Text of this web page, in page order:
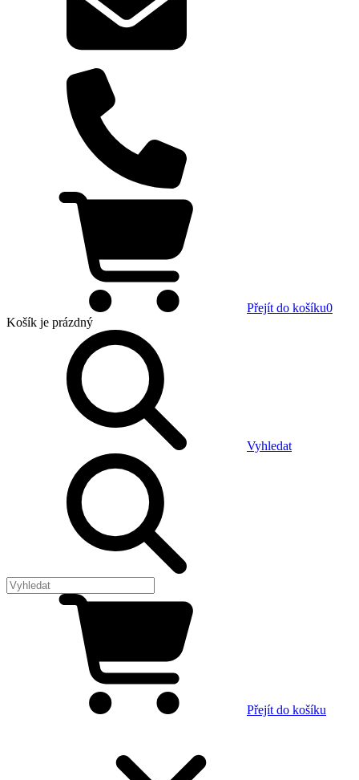
Přejít do košíku0
Košík je prázdný
Vyhledat
Přejít do košíku